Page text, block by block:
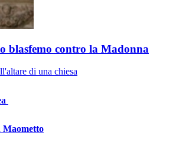
blasfemo contro la Madonna
di una chiesa
Maometto